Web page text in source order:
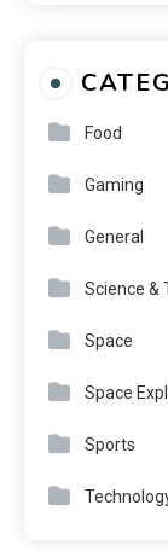
Food
Gaming
General
Science &
Space
Space
Sports